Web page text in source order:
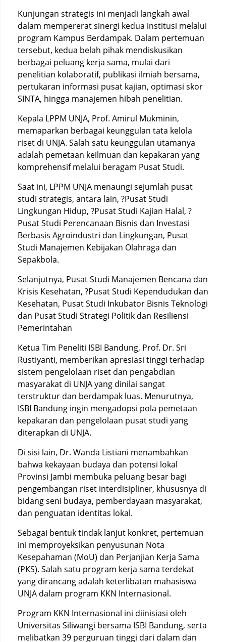
Kunjungan strategis ini menjadi langkah awal
dalam mempererat sinergi kedua institusi melalui
program Kampus Berdampak. Dalam pertemuan
tersebut, kedua belah pihak mendiskusikan
berbagai peluang kerja sama, mulai dari
penelitian kolaboratif, publikasi ilmiah bersama,
pertukaran informasi pusat kajian, optimasi skor
SINTA, hingga manajemen hibah penelitian.
Kepala LPPM UNJA, Prof. Amirul Mukminin,
memaparkan berbagai keunggulan tata kelola
riset di UNJA. Salah satu keunggulan utamanya
adalah pemetaan keilmuan dan kepakaran yang
komprehensif melalui beragam Pusat Studi.
Saat ini, LPPM UNJA menaungi sejumlah pusat
studi strategis, antara lain, ?Pusat Studi
Lingkungan Hidup, ?Pusat Studi Kajian Halal, ?
Pusat Studi Perencanaan Bisnis dan Investasi
Berbasis Agroindustri dan Lingkungan, Pusat
Studi Manajemen Kebijakan Olahraga dan
Sepakbola.
Selanjutnya, Pusat Studi Manajemen Bencana dan
Krisis Kesehatan, ?Pusat Studi Kependudukan dan
Kesehatan, Pusat Studi Inkubator Bisnis Teknologi
dan Pusat Studi Strategi Politik dan Resiliensi
Pemerintahan
Ketua Tim Peneliti ISBI Bandung, Prof. Dr. Sri
Rustiyanti, memberikan apresiasi tinggi terhadap
sistem pengelolaan riset dan pengabdian
masyarakat di UNJA yang dinilai sangat
terstruktur dan berdampak luas. Menurutnya,
ISBI Bandung ingin mengadopsi pola pemetaan
kepakaran dan pengelolaan pusat studi yang
diterapkan di UNJA.
Di sisi lain, Dr. Wanda Listiani menambahkan
bahwa kekayaan budaya dan potensi lokal
Provinsi Jambi membuka peluang besar bagi
pengembangan riset interdisipliner, khususnya di
bidang seni budaya, pemberdayaan masyarakat,
dan penguatan identitas lokal.
Sebagai bentuk tindak lanjut konkret, pertemuan
ini memproyeksikan penyusunan Nota
Kesepahaman (MoU) dan Perjanjian Kerja Sama
(PKS). Salah satu program kerja sama terdekat
yang dirancang adalah keterlibatan mahasiswa
UNJA dalam program KKN Internasional.
Program KKN Internasional ini diinisiasi oleh
Universitas Siliwangi bersama ISBI Bandung, serta
melibatkan 39 perguruan tinggi dari dalam dan